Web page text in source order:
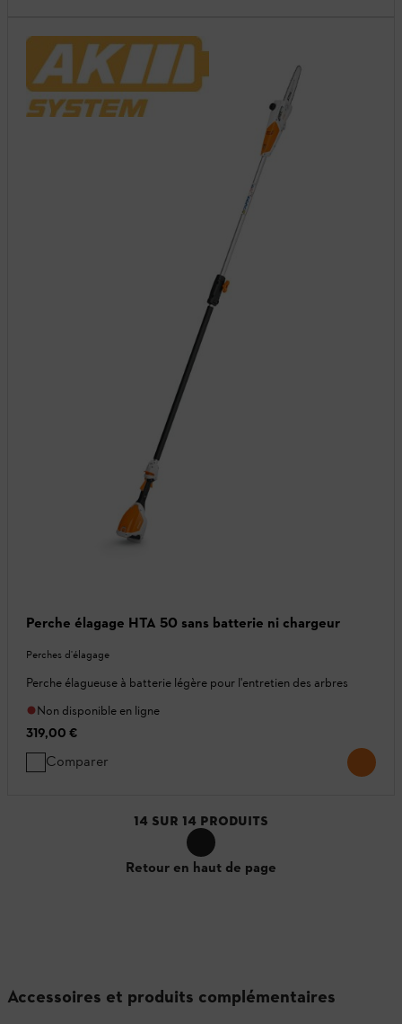
Perche élagage HTA 50 sans batterie ni chargeur
Perches d'élagage
Perche élagueuse à batterie légère pour l'entretien des arbres
Non disponible en ligne
319,00 €
Comparer
14 SUR 14 PRODUITS
Retour en haut de page
Accessoires et produits complémentaires